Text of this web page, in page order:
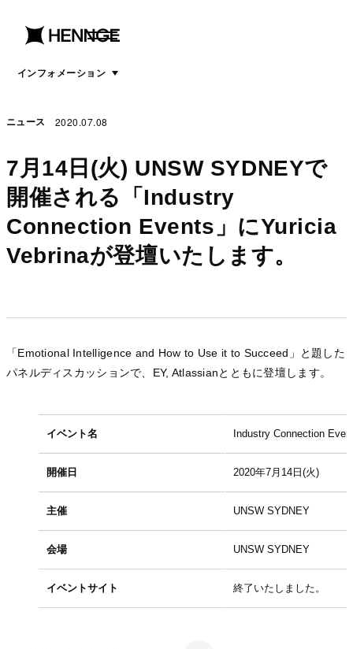
menu
open
インフォメーションmenu
ニュース 2020.07.08
7月14日(火) UNSW SYDNEYで
開催される「Industry
Connection Events」にYuricia
Vebrinaが登壇いたします。
「Emotional Intelligence and How to Use it to Succeed」と題した
パネルディスカッションで、EY, Atlassianとともに登壇します。
イベント名 Industry Connection
開催日 2020年7月14日(火)
主催 UNSW SYDNEY
会場 UNSW SYDNEY
イベントサイト 終了いたしました。